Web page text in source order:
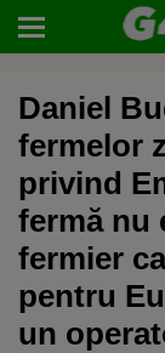
Daniel
fermelor
privind
fermă nu
fermier
pentru
un